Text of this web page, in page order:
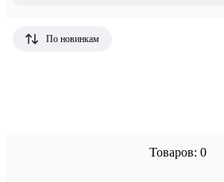
Товаров: 0
По новинкам